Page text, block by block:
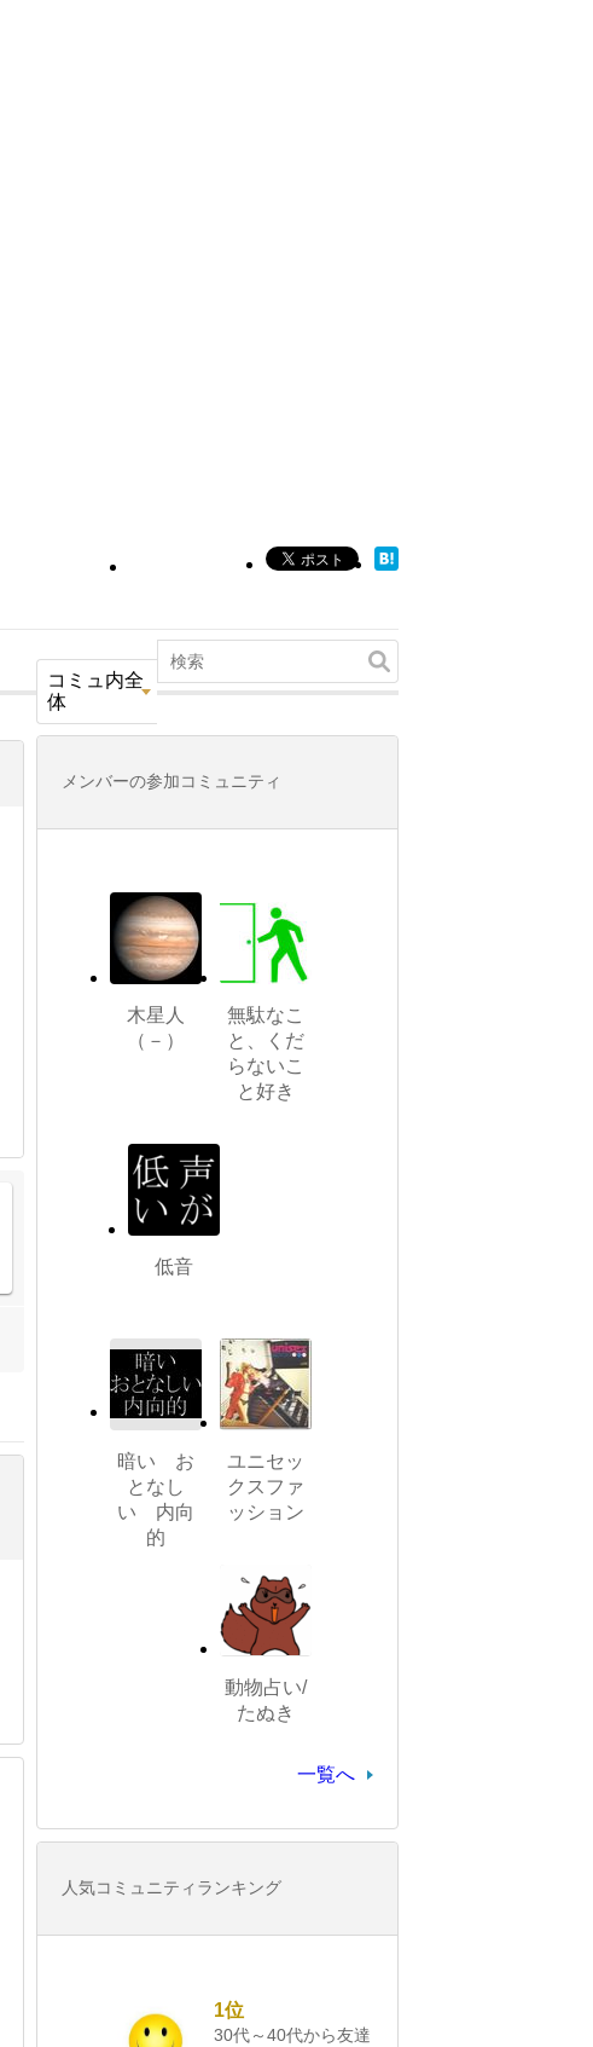
コミュ内全
体
メンバーの参加コミュニティ
木星人
（－）
無駄なこ
と、くだ
らないこ
と好き
低音
暗い お
となし
い 内向
的
ユニセッ
クスファ
ッション
動物占い/
たぬき
一覧へ
人気コミュニティランキング
1位
30代～40代から友達